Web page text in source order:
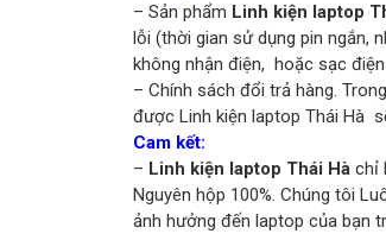
– Sản phẩm Linh kiện laptop
lỗi (thời gian sử dụng pin ngắn,
không nhận điện, hoặc sạc
– Chính sách đổi trả hàng.
được Linh kiện laptop Thái Hà
Cam kết:
– Linh kiện laptop Thái Hà chỉ
Nguyên hộp 100%. Chúng tôi
ảnh hưởng đến laptop của bạn